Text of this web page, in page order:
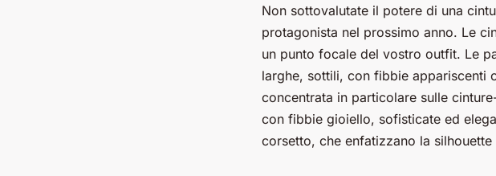
Non sottovalutate il potere di una
protagonista nel prossimo anno. Le
un punto focale del vostro outfit. Le
larghe, sottili, con fibbie appariscenti
concentrata in particolare sulle
con fibbie gioiello, sofisticate ed
corsetto, che enfatizzano la